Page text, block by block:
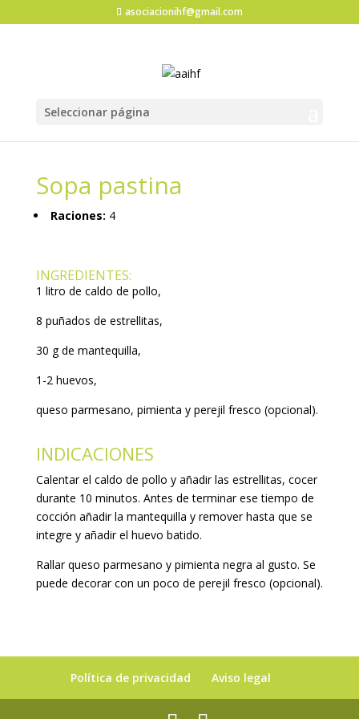
asociacionihf@gmail.com
Seleccionar página
Sopa pastina
Raciones: 4
INGREDIENTES:
1 litro de caldo de pollo,
8 puñados de estrellitas,
30 g de mantequilla,
1-2 huevos,
queso parmesano, pimienta y perejil fresco (opcional).
INDICACIONES
Calentar el caldo de pollo y añadir las estrellitas, cocer
durante 10 minutos. Antes de terminar ese tiempo de
cocción añadir la mantequilla y remover hasta que se
integre y añadir el huevo batido.
Rallar queso parmesano y pimienta negra al gusto. Se
puede decorar con un poco de perejil fresco (opcional).
Política de privacidad Aviso legal